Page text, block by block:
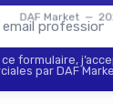
DAF Market —
formulaire,
par DAF